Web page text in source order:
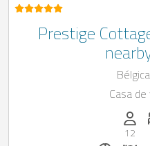
Prestige
Casa
12